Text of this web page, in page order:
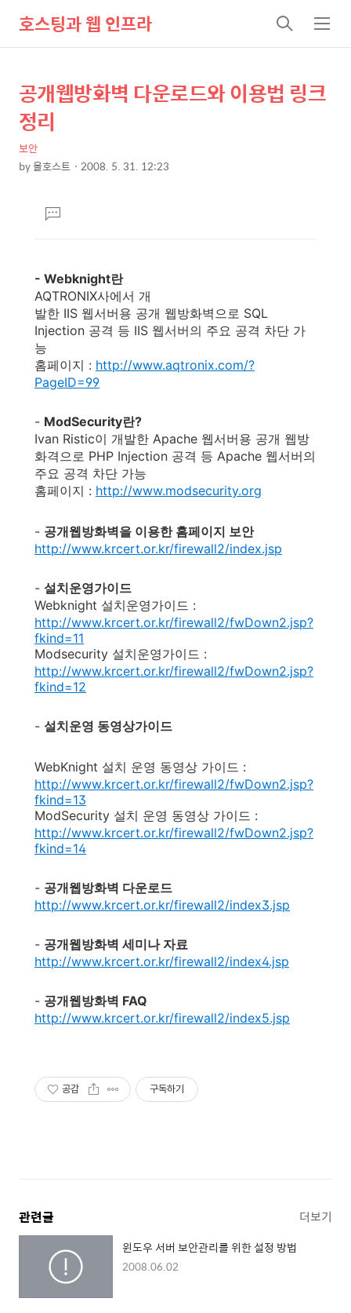
호스팅과 웹 인프라
검
색
메
뉴
상
세
컨
텐
본
문
제
목
공개웹방화벽 다운로드와 이용법 링크
정리
보안
by올호스트 2008. 5. 31. 12:23
댓
글
- Webknight란
AQTRONIX사에서 개
발한 IIS 웹서버용 공개 웹방화벽으로 SQL
Injection 공격 등 IIS 웹서버의 주요 공격 차단 가
능
홈페이지 : http://www.aqtronix.com/?
PageID=99
- ModSecurity란?
Ivan Ristic이 개발한 Apache 웹서버용 공개 웹방
화격으로 PHP Injection 공격 등 Apache 웹서버의
주요 공격 차단 가능
홈페이지 : http://www.modsecurity.org
- 공개웹방화벽을 이용한 홈페이지 보안
http://www.krcert.or.kr/firewall2/index.jsp
- 설치운영가이드
Webknight 설치운영가이드 :
http://www.krcert.or.kr/firewall2/fwDown2.jsp?
fkind=11
Modsecurity 설치운영가이드 :
http://www.krcert.or.kr/firewall2/fwDown2.jsp?
fkind=12
- 설치운영 동영상가이드
WebKnight 설치 운영 동영상 가이드 :
http://www.krcert.or.kr/firewall2/fwDown2.jsp?
fkind=13
ModSecurity 설치 운영 동영상 가이드 :
http://www.krcert.or.kr/firewall2/fwDown2.jsp?
fkind=14
- 공개웹방화벽 다운로드
http://www.krcert.or.kr/firewall2/index3.jsp
- 공개웹방화벽 세미나 자료
http://www.krcert.or.kr/firewall2/index4.jsp
- 공개웹방화벽 FAQ
http://www.krcert.or.kr/firewall2/index5.jsp
공감 구독하기
관련글 더보기
윈도우 서버 보안관리를 위한 설정 방법
2008.06.02